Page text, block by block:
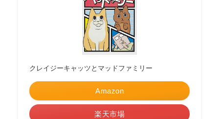
クレイジーキャッツとマッドファミリー
Amazon
楽天市場